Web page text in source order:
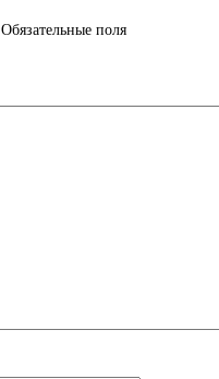
Обязательные поля